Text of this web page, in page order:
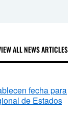
ALL NEWS ARTICLES
fecha para
de Estados